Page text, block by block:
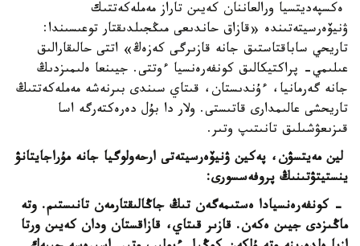
ەكسپەديتسيا ورالعاننان كەيىن تاراز مەملەكەتتىك
ۋنيۆەرسيتەتىندە «قازاق حاندىعى مىڭجىلدىقتار توعىسىندا:
تاريحي ساباقتاستىق جانە قازىرگى كەزەڭ» اتتى حالىقارالىق
عىلىمي- پراكتيكالىق كونفەرەنسيا ءوتتى. جيىنعا ەلىمىزدىڭ
جانە گەرمانيا، ءۇندىستان، قىتاي سىندى بىرنەشە مەملەكەتتىڭ
تاريحشى عالىمدارى قاتىستى. ولار دا بۇل دەرەكتەرگە اسا
قىزىعۋشىلىق تانىتىپ وتىر.
لين مەيتسۋن، پەكين ۋنيۆەرسيتەتى ارحەولوگيا جانە مۇراجايتانۋ
ينستيتۋتىنىڭ پروفەسسورى:
- كونفەرەنسيادا ەستىمەگەن تىڭ جاڭالىقتارمەن تانىستىم. وتە
ماڭىزدى جيىن ەكەن. قازىر قىتاي، قازاقستان ودان كەيىن ورتا